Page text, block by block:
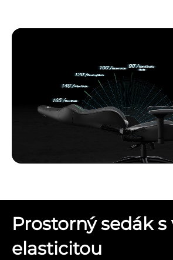
Prostorný sedák s
elasticitou